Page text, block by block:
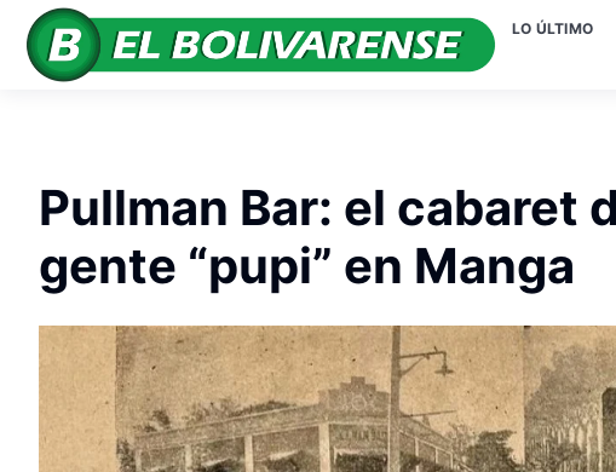
LO ÚLTIMO
Pullman Bar: el cabaret
gente “pupi” en Manga